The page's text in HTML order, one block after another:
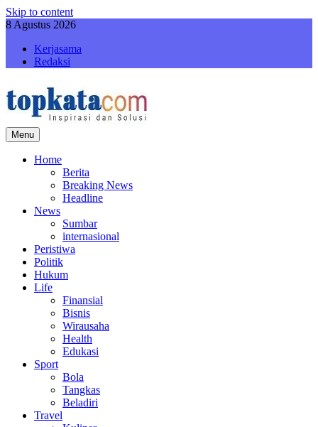
Skip to content
8 Agustus 2026
Kerjasama
Redaksi
topkatacom
Berita Terkini dan Terbaru Hari Ini
Menu
Home
Berita
Breaking News
Headline
News
Sumbar
internasional
Peristiwa
Politik
Hukum
Life
Finansial
Bisnis
Wirausaha
Health
Edukasi
Sport
Bola
Tangkas
Beladiri
Travel